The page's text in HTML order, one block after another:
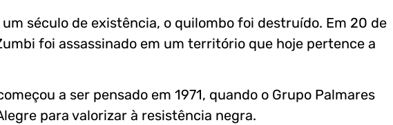
século de existência, o quilombo foi destruído. Em 20 de
foi assassinado em um território que hoje pertence a
a ser pensado em 1971, quando o Grupo Palmares
para valorizar à resistência negra.